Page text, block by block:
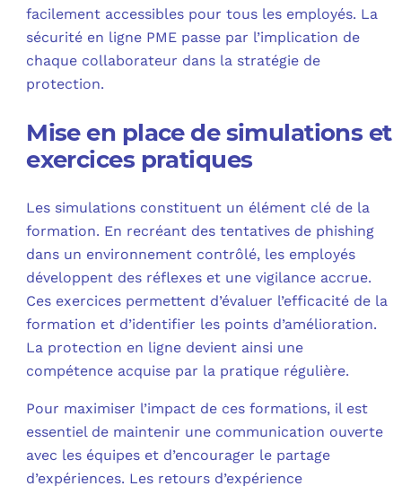
facilement accessibles pour tous les employés. La
sécurité en ligne PME passe par l’implication de
chaque collaborateur dans la stratégie de
protection.
Mise en place de simulations et
exercices pratiques
Les simulations constituent un élément clé de la
formation. En recréant des tentatives de phishing
dans un environnement contrôlé, les employés
développent des réflexes et une vigilance accrue.
Ces exercices permettent d’évaluer l’efficacité de la
formation et d’identifier les points d’amélioration.
La protection en ligne devient ainsi une
compétence acquise par la pratique régulière.
Pour maximiser l’impact de ces formations, il est
essentiel de maintenir une communication ouverte
avec les équipes et d’encourager le partage
d’expériences. Les retours d’expérience